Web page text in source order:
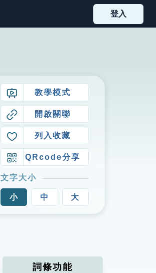
登入
教學模式
開啟關聯
列入收藏
QRcode分享
文字大小
小 中 大
詞條功能